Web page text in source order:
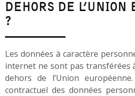
DEHORS DE L’UNION
?
Les données à caractère
internet ne sont pas transférées
dehors de l’Union
contractuel des données